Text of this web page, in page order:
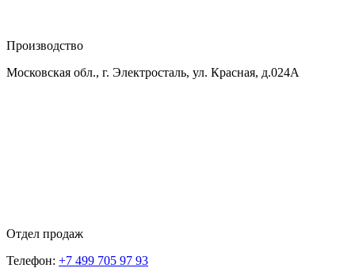
Производство
Московская обл., г. Электросталь, ул. Красная, д.024А
Отдел продаж
Телефон: +7 499 705 97 93